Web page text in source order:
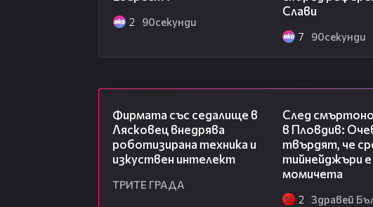
Новина 4: Запознайте се с фризьора,
http://www.vesti.bg/lyubopitno/lyubopitno/
Новина 5: Шарън Стоун показа
banski-na-58-g-6057011
2 90секунди
Слави
7 90секунди
Фирмата със седалище в
Лясковец внедрява
роботизирана техника и
изкуствен интелект
ТРИТЕ ГРАДА
След
в Пловдив:
твърдят, че
тийнейджъри е
момичета
2 Здравей